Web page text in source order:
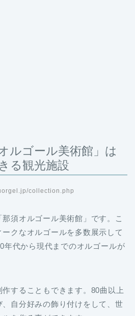
ルゴール美術館」は
る観光施設
collection.php
須オルゴール美術館」です。こ
クなオルゴールを多数展示して
年代から現代までのオルゴールが
することもできます。80曲以上
自分好みの飾り付けをして、世